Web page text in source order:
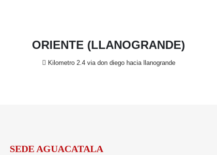
ORIENTE (LLANOGRANDE)
Kilometro 2.4 via don diego hacia llanogrande
SEDE AGUACATALA